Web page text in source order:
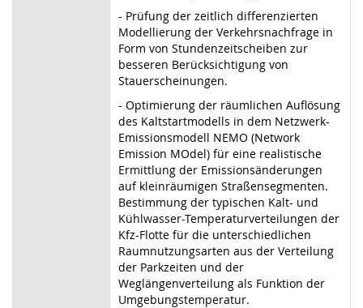
- Prüfung der zeitlich differenzierten
Modellierung der Verkehrsnachfrage in
Form von Stundenzeitscheiben zur
besseren Berücksichtigung von
Stauerscheinungen.
- Optimierung der räumlichen Auflösung
des Kaltstartmodells in dem Netzwerk-
Emissionsmodell NEMO (Network
Emission MOdel) für eine realistische
Ermittlung der Emissionsänderungen
auf kleinräumigen Straßensegmenten.
Bestimmung der typischen Kalt- und
Kühlwasser-Temperaturverteilungen der
Kfz-Flotte für die unterschiedlichen
Raumnutzungsarten aus der Verteilung
der Parkzeiten und der
Weglängenverteilung als Funktion der
Umgebungstemperatur.